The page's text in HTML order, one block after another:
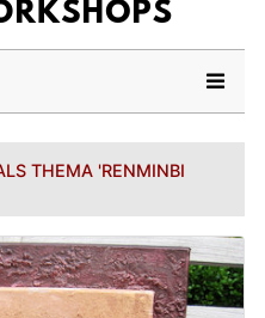
THEMA 'RENMINBI